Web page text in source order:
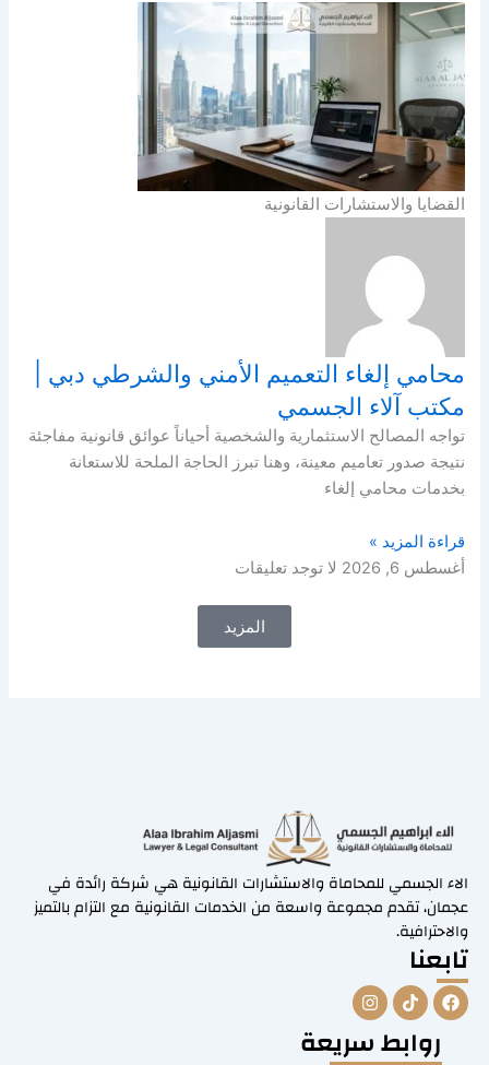
القضايا والاستشارات القانونية
محامي إلغاء التعميم الأمني والشرطي دبي |
مكتب آلاء الجسمي
تواجه المصالح الاستثمارية والشخصية أحياناً عوائق قانونية مفاجئة
نتيجة صدور تعاميم معينة، وهنا تبرز الحاجة الملحة للاستعانة
بخدمات محامي إلغاء
قراءة المزيد »
أغسطس 6, 2026
لا توجد تعليقات
المزيد
الاء الجسمي للمحاماة والاستشارات القانونية هي شركة رائدة في
عجمان، تقدم مجموعة واسعة من الخدمات القانونية مع التزام بالتميز
والاحترافية.
تابعنا
F
a
c
T
i
k
t
I
n
s
t
روابط سريعة